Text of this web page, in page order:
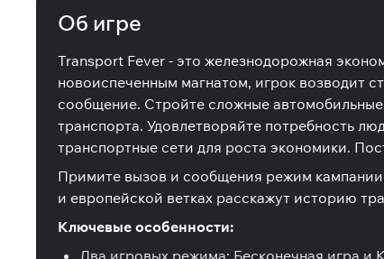
Об игре
Transport Fever - это железнодорожная
новоиспеченным магнатом, игрок возводит
сообщение. Стройте сложные
транспорта. Удовлетворяйте потребность
транспортные сети для роста экономики.
Примите вызов и сообщения режим
и европейской ветках расскажут историю
Ключевые особенности:
Два игровых режима: Бесконечная игра и